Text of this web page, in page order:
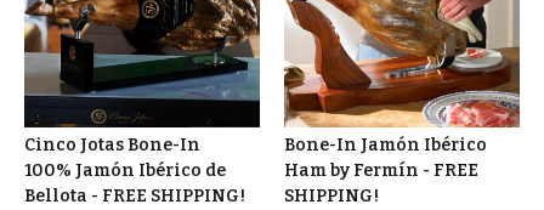
Cinco Jotas Bone-In
100% Jamón Ibérico de
Bellota - FREE SHIPPING!
Bone-In Jamón Ibérico
Ham by Fermín - FREE
SHIPPING!